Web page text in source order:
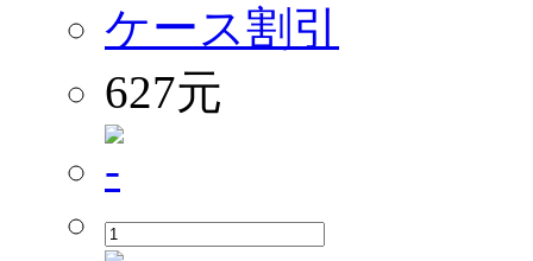
ケース割引
627元